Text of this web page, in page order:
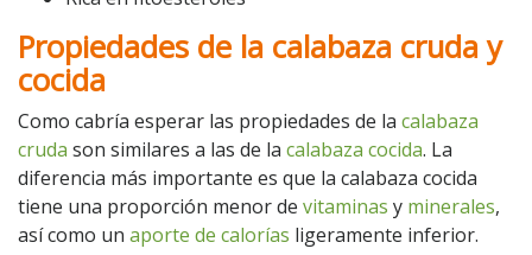
Propiedades de la calabaza cruda y
cocida
Como cabría esperar las propiedades de la calabaza
cruda son similares a las de la calabaza cocida. La
diferencia más importante es que la calabaza cocida
tiene una proporción menor de vitaminas y minerales,
así como un aporte de calorías ligeramente inferior.